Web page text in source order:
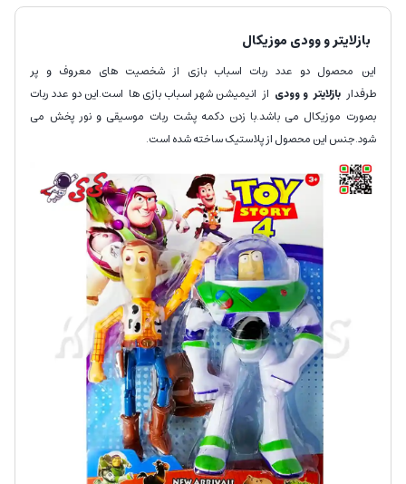
بازلایتر و وودی موزیکال
این محصول دو عدد ربات اسباب بازی از شخصیت های معروف و پر
طرفداربازلایتر و وودی از انیمیشن شهر اسباب بازی ها است.این دو عدد ربات
بصورت موزیکال می باشد.با زدن دکمه پشت ربات موسیقی و نور پخش می
شود.جنس این محصول از پلاستیک ساخته شده است.